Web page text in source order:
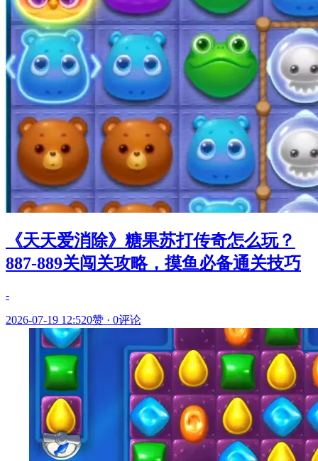
《天天爱消除》糖果苏打传奇怎么玩？
887-889关闯关攻略，摸鱼必备通关技巧
-
2026-07-19 12:520赞 · 0评论